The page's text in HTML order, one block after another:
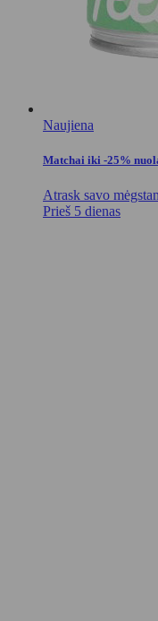
Naujiena
Matchai iki -25%
Atrask savo
Prieš 5 dienas